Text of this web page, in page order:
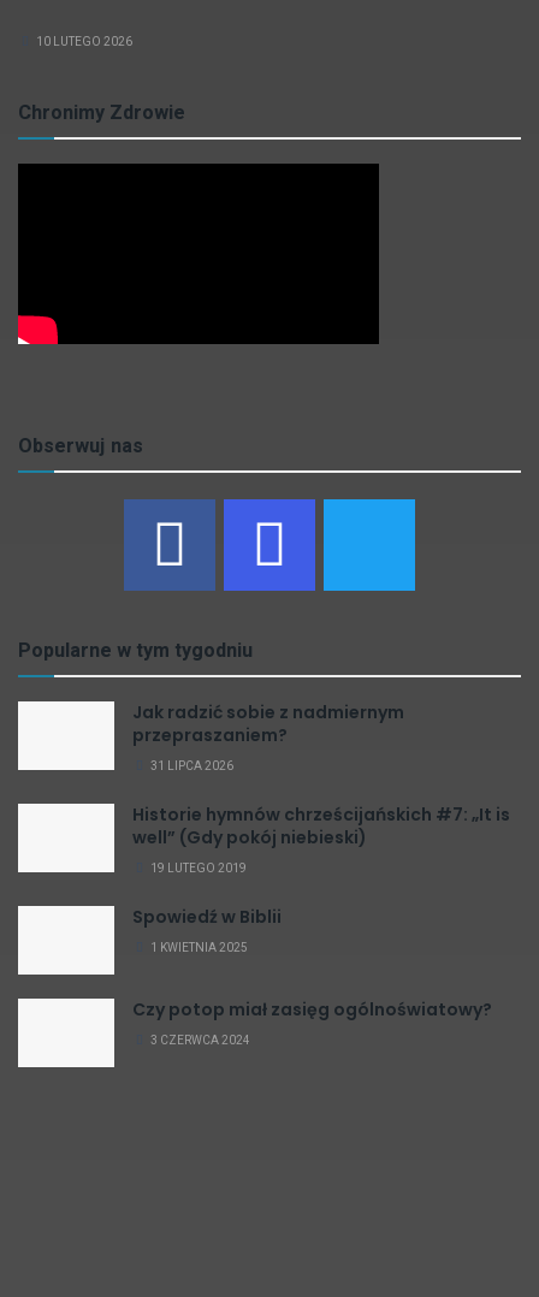
10 LUTEGO 2026
Chronimy Zdrowie
Obserwuj nas
Popularne w tym tygodniu
Jak radzić sobie z nadmiernym
przepraszaniem?
31 LIPCA 2026
Historie hymnów chrześcijańskich #7: „It is
well” (Gdy pokój niebieski)
19 LUTEGO 2019
Spowiedź w Biblii
1 KWIETNIA 2025
Czy potop miał zasięg ogólnoświatowy?
3 CZERWCA 2024